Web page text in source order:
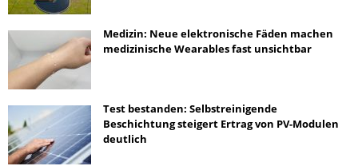
Medizin: Neue elektronische Fäden machen
medizinische Wearables fast unsichtbar
Test bestanden: Selbstreinigende
Beschichtung steigert Ertrag von PV-Modulen
deutlich